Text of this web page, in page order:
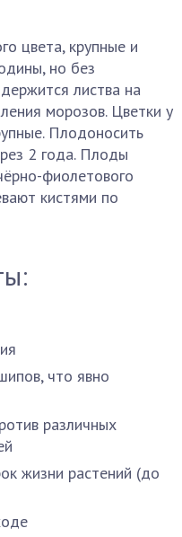
цвета, крупные и
но без
листва на
морозов. Цветки у
Плодоносить
2 года. Плоды
фиолетового
кистями по
что явно
различных
жизни растений (до